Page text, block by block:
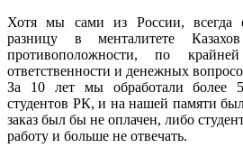
Хотя мы сами из России, всегда
разницу в менталитете
противоположности, по
ответственности и денежных
За 10 лет мы обработали более
студентов РК, и на нашей памяти
заказ был бы не оплачен, либо
работу и больше не отвечать.